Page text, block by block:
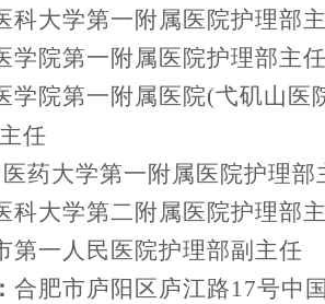
科大学第一附属医院护理部
学院第一附属医院护理部主
学院第一附属医院(弋矶山医
任
药大学第一附属医院护理部
科大学第二附属医院护理部
第一人民医院护理部副主任
合肥市庐阳区庐江路17号中